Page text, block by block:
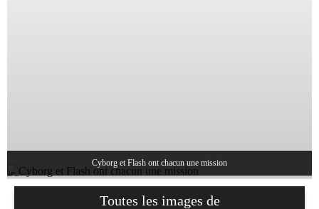
Cyborg et Flash ont chacun une mission
Toutes les images de